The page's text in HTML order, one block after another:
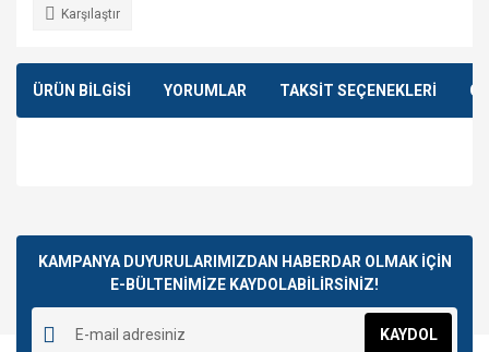
Karşılaştır
ÜRÜN BİLGİSİ YORUMLAR TAKSİT SEÇENEKLERİ
Yorum Yaz
kullanarak tarafımıza iletebilirsiniz.
Görüş ve önerileriniz için teşekkür ederiz.
Ürün resmi kalitesiz, bozuk veya görüntülenemiyor.
Ürün açıklamasında eksik bilgiler bulunuyor.
KAMPANYA DUYURULARIMIZDAN HABERDAR OLMAK İÇİN
E-BÜLTENİMİZE KAYDOLABİLİRSİNİZ!
KAYDOL